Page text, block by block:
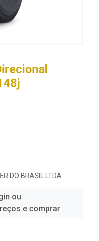
DO BRASIL LTDA
ou
e comprar